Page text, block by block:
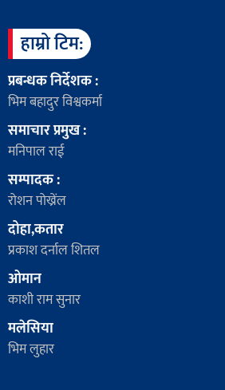
हाम्रो टिम:
प्रबन्धक निर्देशक :
भिम बहादुर विश्वकर्मा
समाचार प्रमुख :
मनिपाल राई
सम्पादक :
रोशन पोख्रेंल
दोहा,कतार
प्रकाश दर्नाल शितल
ओमान
काशी राम सुनार
मलेसिया
भिम लुहार